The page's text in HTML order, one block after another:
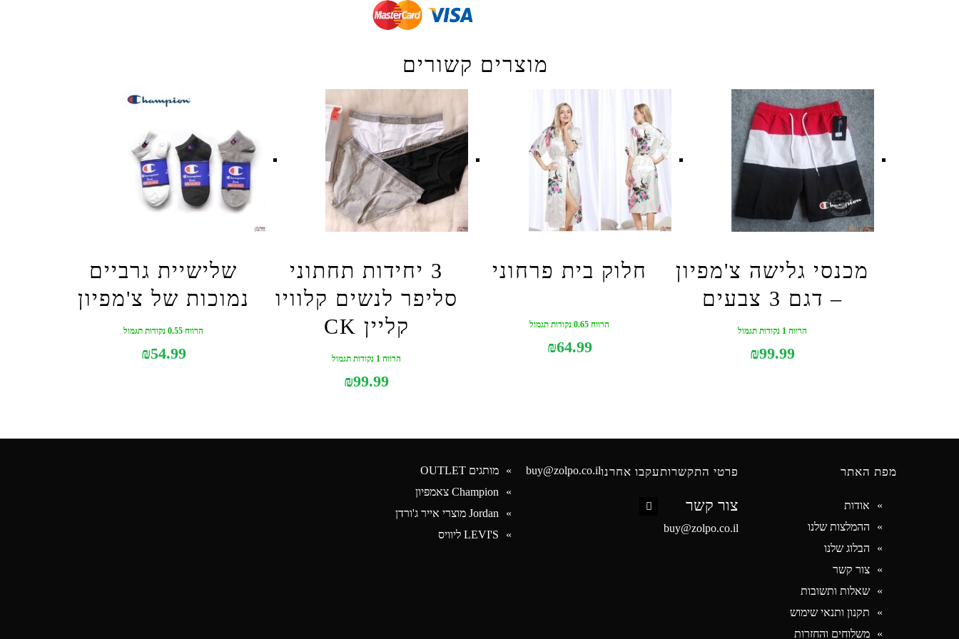
מוצרים קשורים
מכנסי גלישה צ'מפיון
– דגם 3 צבעים
הרווח 1 נקודות תגמול
₪99.99
חלוק בית פרחוני
הרווח 0.65 נקודות תגמול
₪64.99
3 יחידות תחתוני
סליפר לנשים קלוויו
קליין CK
הרווח 1 נקודות תגמול
₪99.99
שלישיית גרביים
נמוכות של צ'מפיון
הרווח 0.55 נקודות תגמול
₪54.99
מפת האתר
אודות
ההמלצות שלנו
הבלוג שלנו
צור קשר
שאלות ותשובות
תקנון ותנאי שימוש
משלוחים והחזרות
פרטי התקשרות
צור קשר
buy@zolpo.co.il
עקבו אחרנוbuy@zolpo.co.il
מותגים OUTLET
Champion צאמפיון
Jordan מוצרי אייר ג'ורדן
LEVI'S ליוויס